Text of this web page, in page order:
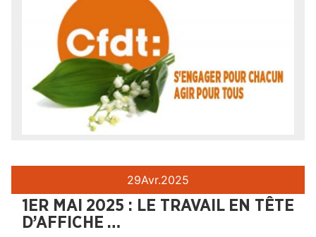
29Avr.2025
1ER MAI 2025 : LE TRAVAIL EN TÊTE
D’AFFICHE …